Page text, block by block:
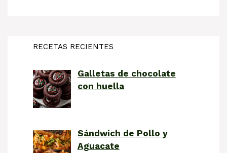
RECETAS RECIENTES
Galletas de chocolate
con huella
Sándwich de Pollo y
Aguacate